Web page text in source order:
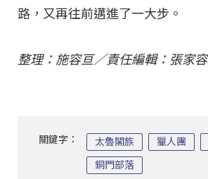
路，又再往前邁進了一大步。
整理：施容亘／責任編輯：張家容
關鍵字： 太魯閣族 獵人團
銅門部落